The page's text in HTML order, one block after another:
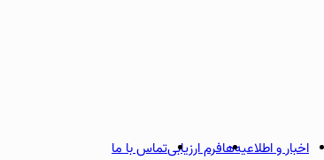
اخبار و اطلاعیه‌هافرم ارزیابیتماس با ما